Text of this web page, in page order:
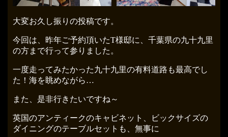
大変お久し振りの投稿です。
今回は、昨年ご予約頂いたT様邸に、千葉県の九十九里
の方まで行って参りました。
一度走ってみたかった九十九里の有料道路も最高でし
た！海を眺めながら…
また、是非行きたいですね～
英国のアンティークのキャビネット、ビックサイズの
ダイニングのテーブルセットも、無事に